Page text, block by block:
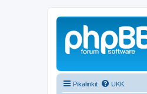
Pikalinkit UKK